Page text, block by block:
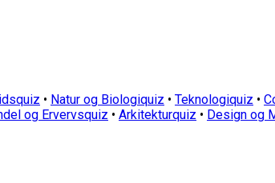
• Natur og Biologiquiz • Teknologiquiz •
og Ervervsquiz • Arkitekturquiz • Design og